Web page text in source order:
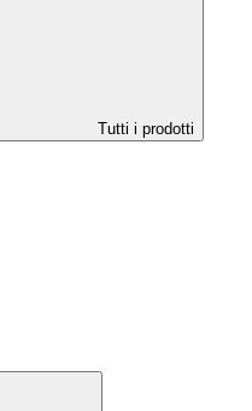
Tutti i prodotti